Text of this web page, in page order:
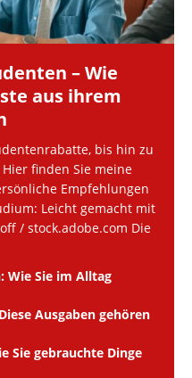
– Wie
aus ihrem
bis hin zu
finden Sie meine
Empfehlungen
Leicht gemacht mit
/ stock.adobe.com Die
Wie Sie im Alltag
Ausgaben gehören
Sie gebrauchte Dinge